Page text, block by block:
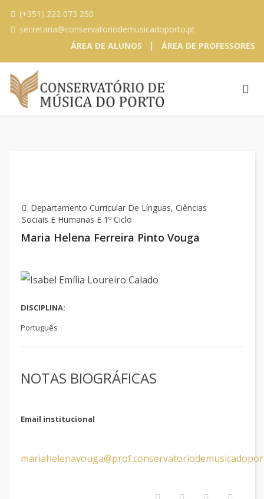
(+351) 222 073 250
secretaria@conservatoriodemusicadoporto.pt
ÁREA DE ALUNOS
| ÁREA DE PROFESSORES
Departamento Curricular De Línguas, Ciências
Sociais E Humanas E 1º Ciclo
Maria Helena Ferreira Pinto Vouga
DISCIPLINA:
Português
NOTAS BIOGRÁFICAS
Email institucional